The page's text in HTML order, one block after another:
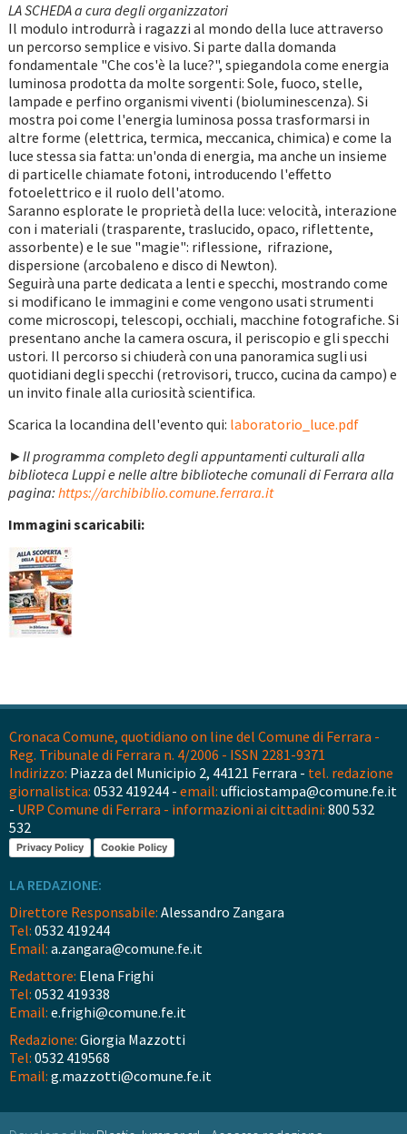
LA SCHEDA a cura degli organizzatori
Il modulo introdurrà i ragazzi al mondo della luce attraverso
un percorso semplice e visivo. Si parte dalla domanda
fondamentale "Che cos'è la luce?", spiegandola come energia
luminosa prodotta da molte sorgenti: Sole, fuoco, stelle,
lampade e perfino organismi viventi (bioluminescenza). Si
mostra poi come l'energia luminosa possa trasformarsi in
altre forme (elettrica, termica, meccanica, chimica) e come la
luce stessa sia fatta: un'onda di energia, ma anche un insieme
di particelle chiamate fotoni, introducendo l'effetto
fotoelettrico e il ruolo dell'atomo.
Saranno esplorate le proprietà della luce: velocità, interazione
con i materiali (trasparente, traslucido, opaco, riflettente,
assorbente) e le sue "magie": riflessione, rifrazione,
dispersione (arcobaleno e disco di Newton).
Seguirà una parte dedicata a lenti e specchi, mostrando come
si modificano le immagini e come vengono usati strumenti
come microscopi, telescopi, occhiali, macchine fotografiche. Si
presentano anche la camera oscura, il periscopio e gli specchi
ustori. Il percorso si chiuderà con una panoramica sugli usi
quotidiani degli specchi (retrovisori, trucco, cucina da campo) e
un invito finale alla curiosità scientifica.
Scarica la locandina dell'evento qui: laboratorio_luce.pdf
►Il programma completo degli appuntamenti culturali alla
biblioteca Luppi e nelle altre biblioteche comunali di Ferrara alla
pagina: https://archibiblio.comune.ferrara.it
Immagini scaricabili:
Cronaca Comune, quotidiano on line del Comune di Ferrara -
Reg. Tribunale di Ferrara n. 4/2006 - ISSN 2281-9371
Indirizzo: Piazza del Municipio 2, 44121 Ferrara - tel. redazione
giornalistica: 0532 419244 - email: ufficiostampa@comune.fe.it
- URP Comune di Ferrara - informazioni ai cittadini: 800 532
532
Privacy Policy Cookie Policy
LA REDAZIONE:
Direttore Responsabile: Alessandro Zangara
Tel: 0532 419244
Email: a.zangara@comune.fe.it
Redattore: Elena Frighi
Tel: 0532 419338
Email: e.frighi@comune.fe.it
Redazione: Giorgia Mazzotti
Tel: 0532 419568
Email: g.mazzotti@comune.fe.it